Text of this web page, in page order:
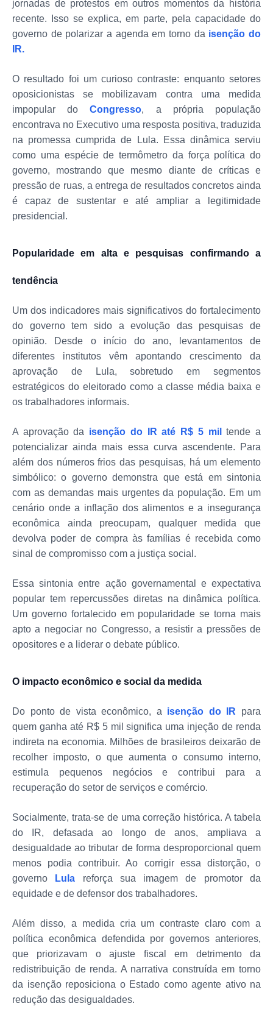
jornadas de protestos em outros momentos da história
recente. Isso se explica, em parte, pela capacidade do
governo de polarizar a agenda em torno da isenção do
IR.
O resultado foi um curioso contraste: enquanto setores
oposicionistas se mobilizavam contra uma medida
impopular doCongresso, a própria população
encontrava no Executivo uma resposta positiva, traduzida
na promessa cumprida de Lula. Essa dinâmica serviu
como uma espécie de termômetro da força política do
governo, mostrando que mesmo diante de críticas e
pressão de ruas, a entrega de resultados concretos ainda
é capaz de sustentar e até ampliar a legitimidade
presidencial.
Popularidade em alta e pesquisas confirmando a
tendência
Um dos indicadores mais significativos do fortalecimento
do governo tem sido a evolução das pesquisas de
opinião. Desde o início do ano, levantamentos de
diferentes institutos vêm apontando crescimento da
aprovação de Lula, sobretudo em segmentos
estratégicos do eleitorado como a classe média baixa e
os trabalhadores informais.
A aprovação da isenção do IR até R$ 5 mil
tende a
potencializar ainda mais essa curva ascendente. Para
além dos números frios das pesquisas, há um elemento
simbólico: o governo demonstra que está em sintonia
com as demandas mais urgentes da população. Em um
cenário onde a inflação dos alimentos e a insegurança
econômica ainda preocupam, qualquer medida que
devolva poder de compra às famílias é recebida como
sinal de compromisso com a justiça social.
Essa sintonia entre ação governamental e expectativa
popular tem repercussões diretas na dinâmica política.
Um governo fortalecido em popularidade se torna mais
apto a negociar no Congresso, a resistir a pressões de
opositores e a liderar o debate público.
O impacto econômico e social da medida
Do ponto de vista econômico, a isenção do IR para
quem ganha até R$ 5 mil significa uma injeção de renda
indireta na economia. Milhões de brasileiros deixarão de
recolher imposto, o que aumenta o consumo interno,
estimula pequenos negócios e contribui para a
recuperação do setor de serviços e comércio.
Socialmente, trata-se de uma correção histórica. A tabela
do IR, defasada ao longo de anos, ampliava a
desigualdade ao tributar de forma desproporcional quem
menos podia contribuir. Ao corrigir essa distorção, o
governo
Lula reforça sua imagem de promotor da
equidade e de defensor dos trabalhadores.
Além disso, a medida cria um contraste claro com a
política econômica defendida por governos anteriores,
que priorizavam o ajuste fiscal em detrimento da
redistribuição de renda. A narrativa construída em torno
da isenção reposiciona o Estado como agente ativo na
redução das desigualdades.